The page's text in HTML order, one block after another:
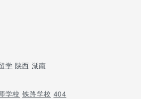
学 陕西 湖南
学校 铁路学校 404